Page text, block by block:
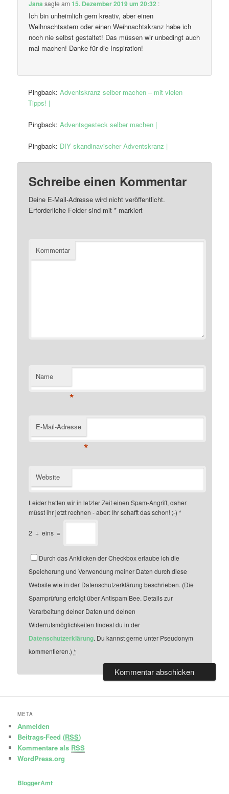
Jana sagte am15. Dezember 2019 um 20:32 :
Ich bin unheimlich gern kreativ, aber einen
Weihnachtsstern oder einen Weihnachtskranz habe ich
noch nie selbst gestaltet! Das müssen wir unbedingt auch
mal machen! Danke für die Inspiration!
Pingback:Adventskranz selber machen – mit vielen
Tipps! |
Pingback:Adventsgesteck selber machen |
Pingback: DIY skandinavischer Adventskranz |
Schreibe einen Kommentar
Deine E-Mail-Adresse wird nicht veröffentlicht.
Erforderliche Felder sind mit* markiert
Kommentar
Name
*
E-Mail-Adresse
*
Website
Leider hatten wir in letzter Zeit einen Spam-Angriff, daher
müsst ihr jetzt rechnen - aber: Ihr schafft das schon! ;-) *
2 + eins =
Durch das Anklicken der Checkbox erlaube ich die
Speicherung und Verwendung meiner Daten durch diese
Website wie in der Datenschutzerklärung beschrieben. (Die
Spamprüfung erfolgt über Antispam Bee. Details zur
Verarbeitung deiner Daten und deinen
Widerrufsmöglichkeiten findest du in der
Datenschutzerklärung. Du kannst gerne unter Pseudonym
kommentieren.)*
META
Anmelden
Beitrags-Feed (RSS)
Kommentare als RSS
WordPress.org
BloggerAmt